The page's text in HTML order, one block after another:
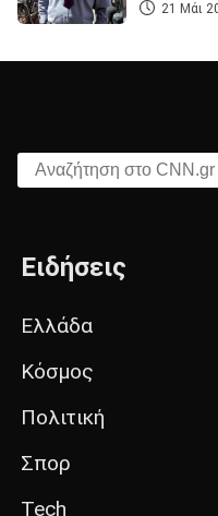
21 Μάι
Αναζήτηση στο CNN.gr
Ειδήσεις
Ελλάδα
Κόσμος
Πολιτική
Σπορ
Tech